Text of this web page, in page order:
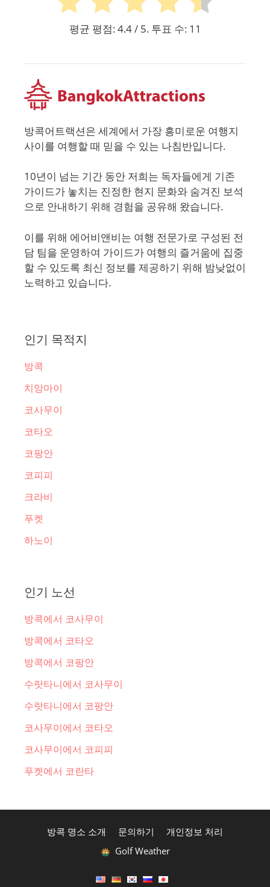
평균 평점:4.4/ 5. 투표 수: 11
방콕어트랙션은 세계에서 가장 흥미로운 여행지
사이를 여행할 때 믿을 수 있는 나침반입니다.
10년이 넘는 기간 동안 저희는 독자들에게 기존
가이드가 놓치는 진정한 현지 문화와 숨겨진 보석
으로 안내하기 위해 경험을 공유해 왔습니다.
이를 위해 에어비앤비는 여행 전문가로 구성된 전
담 팀을 운영하여 가이드가 여행의 즐거움에 집중
할 수 있도록 최신 정보를 제공하기 위해 밤낮없이
노력하고 있습니다.
인기 목적지
방콕
치앙마이
코사무이
코타오
코팡안
코피피
크라비
푸켓
하노이
인기 노선
방콕에서 코사무이
방콕에서 코타오
방콕에서 코팡안
수랏타니에서 코사무이
수랏타니에서 코팡안
코사무이에서 코타오
코사무이에서 코피피
푸켓에서 코란타
방콕 명소 소개 문의하기
개인정보 처리
Golf Weather